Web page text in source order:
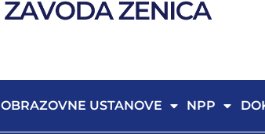
OBRAZOVNE USTANOVE NPP